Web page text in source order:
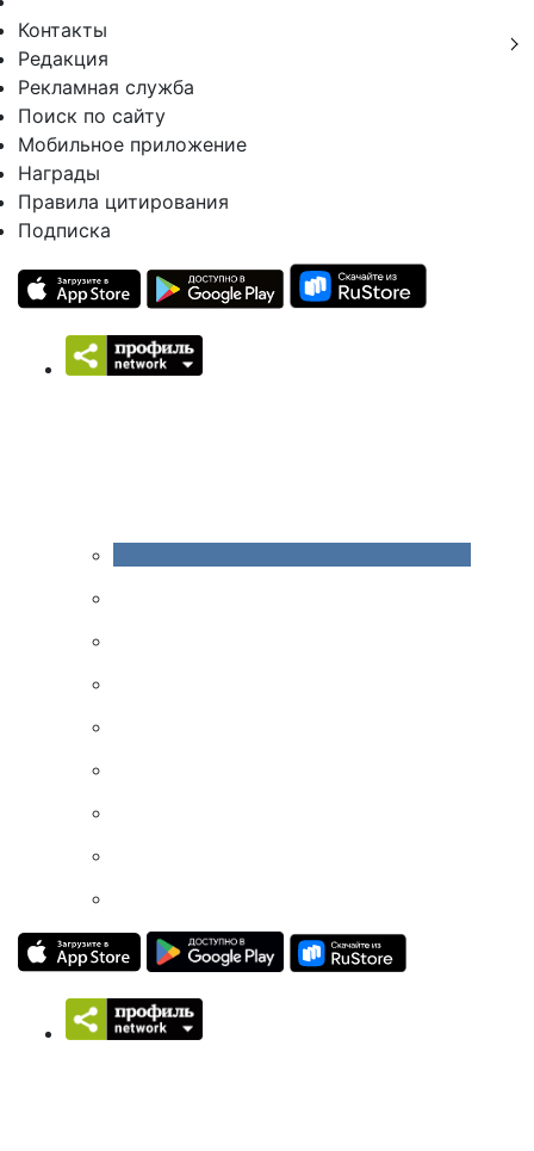
Контакты
Редакция
Рекламная служба
Поиск по сайту
Мобильное приложение
Награды
Правила цитирования
Подписка